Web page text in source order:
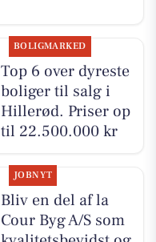
BOLIGMARKED
Top 6 over dyreste
boliger til salg i
Hillerød. Priser op
til 22.500.000 kr
JOBNYT
Bliv en del af la
Cour Byg A/S som